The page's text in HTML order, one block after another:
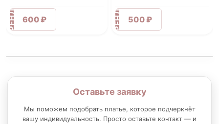
АРЕНДА 600 ₽ АРЕНДА 500 ₽
Оставьте заявку
Мы поможем подобрать платье, которое подчеркнёт
вашу индивидуальность. Просто оставьте контакт — и